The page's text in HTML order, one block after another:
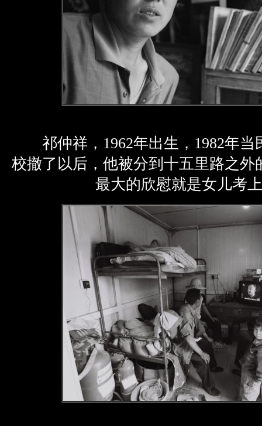
祁仲祥，1962年出生，1982年当
校撤了以后，他被分到十五里路之外
最大的欣慰就是女儿考